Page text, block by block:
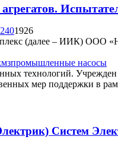
01926
(далее – ИИК) ООО
промышленные насосы
Систем